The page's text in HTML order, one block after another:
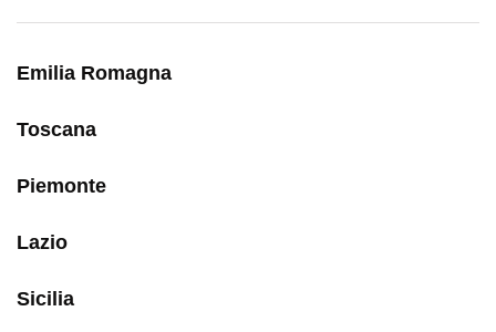
Emilia Romagna
Toscana
Piemonte
Lazio
Sicilia